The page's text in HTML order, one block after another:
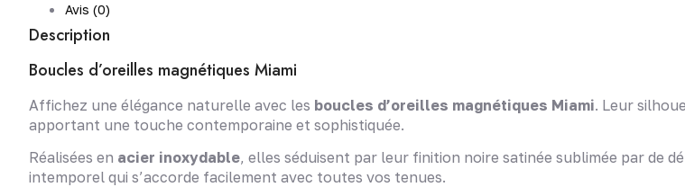
Avis (0)
Description
Boucles d’oreilles magnétiques Miami
Affichez une élégance naturelle avec les boucles d’oreilles magnétiques Miami. Leur
apportant une touche contemporaine et sophistiquée.
Réalisées en acier inoxydable, elles séduisent par leur finition noire satinée sublimée par de
intemporel qui s’accorde facilement avec toutes vos tenues.